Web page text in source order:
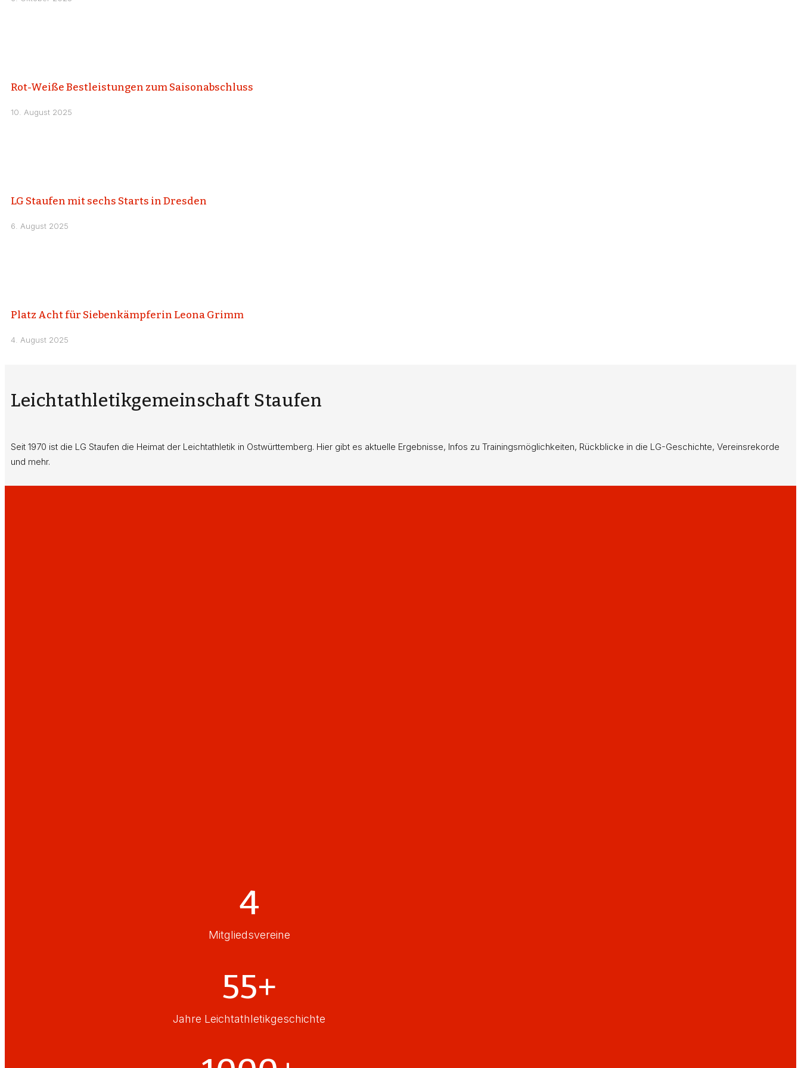
Rot-Weiße Bestleistungen zum Saisonabschluss
10. August 2025
LG Staufen mit sechs Starts in Dresden
6. August 2025
Platz Acht für Siebenkämpferin Leona Grimm
4. August 2025
Leichtathletikgemeinschaft Staufen
Seit 1970 ist die LG Staufen die Heimat der Leichtathletik in Ostwürttemberg. Hier gibt es aktuelle Ergebnisse, Infos zu Trainingsmöglichkeiten, Rückblicke in die LG-Geschichte, Vereinsrekorde
und mehr.
4
Mitgliedsvereine
55+
Jahre Leichtathletikgeschichte